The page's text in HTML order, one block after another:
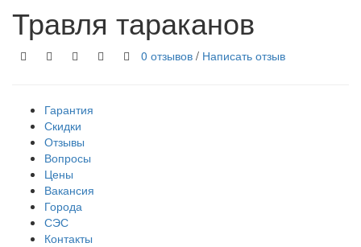
Травля тараканов
0 отзывов / Написать отзыв
Гарантия
Скидки
Отзывы
Вопросы
Цены
Вакансия
Города
СЭС
Контакты